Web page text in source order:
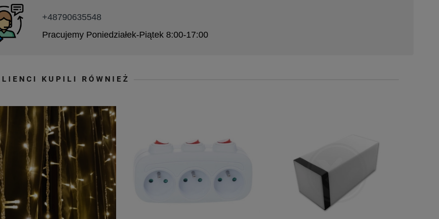
+48790635548
Pracujemy Poniedziałek-Piątek 8:00-17:00
KUPILI RÓWNIEŻ